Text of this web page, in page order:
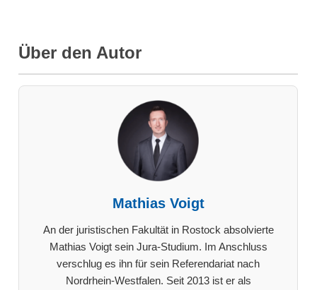
Über den Autor
Mathias Voigt
An der juristischen Fakultät in Rostock absolvierte
Mathias Voigt sein Jura-Studium. Im Anschluss
verschlug es ihn für sein Referendariat nach
Nordrhein-Westfalen. Seit 2013 ist er als